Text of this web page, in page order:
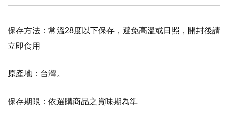
嚴選鳳梨乾(單盒裝) $300
嚴選微糖芒果乾(單盒裝)
精選堅果(單盒8入裝)
保存方法：常溫28度以下保存，避免高溫或日照，開封後請
立即食用
原產地：台灣。
保存期限：依選購商品之賞味期為準